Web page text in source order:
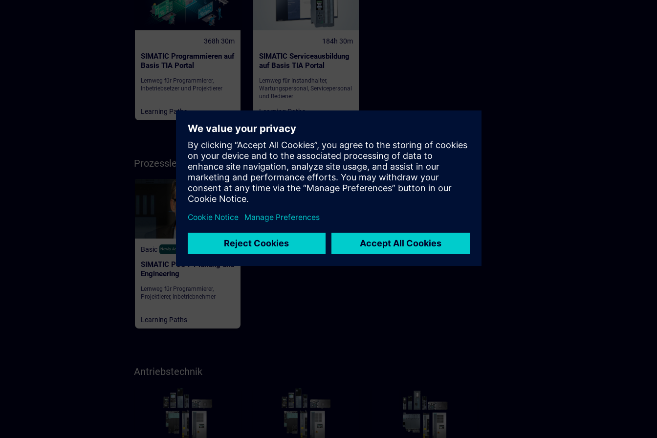
368h 30m
SIMATIC Programmieren auf
Basis TIA Portal
Lernweg für Programmierer,
Inbetriebsetzer und Projektierer
Learning Paths
184h 30m
SIMATIC Serviceausbildung
auf Basis TIA Portal
Lernweg für Instandhalter,
Wartungspersonal, Servicepersonal
und Bediener
Learning Paths
Prozessleittechnik
Basic Newly Added 350h 30m
SIMATIC PCS 7 Planung und
Engineering
Lernweg für Programmierer,
Projektierer, Inbetriebnehmer
Learning Paths
Antriebstechnik